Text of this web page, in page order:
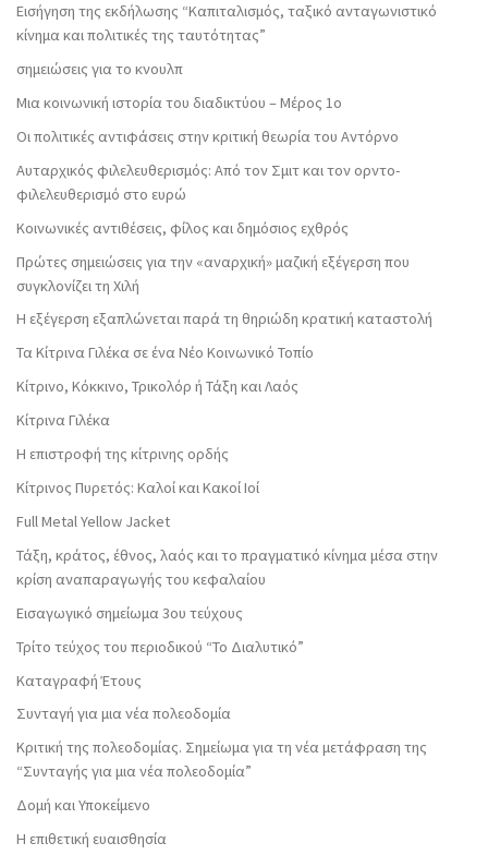
Εισήγηση της εκδήλωσης “Καπιταλισμός, ταξικό ανταγωνιστικό
κίνημα και πολιτικές της ταυτότητας”
σημειώσεις για το κνουλπ
Μια κοινωνική ιστορία του διαδικτύου – Μέρος 1ο
Οι πολιτικές αντιφάσεις στην κριτική θεωρία του Αντόρνο
Αυταρχικός φιλελευθερισμός: Από τον Σμιτ και τον ορντο-
φιλελευθερισμό στο ευρώ
Κοινωνικές αντιθέσεις, φίλος και δημόσιος εχθρός
Πρώτες σημειώσεις για την «αναρχική» μαζική εξέγερση που
συγκλονίζει τη Χιλή
Η εξέγερση εξαπλώνεται παρά τη θηριώδη κρατική καταστολή
Τα Κίτρινα Γιλέκα σε ένα Νέο Κοινωνικό Τοπίο
Κίτρινο, Κόκκινο, Τρικολόρ ή Τάξη και Λαός
Κίτρινα Γιλέκα
Η επιστροφή της κίτρινης ορδής
Κίτρινος Πυρετός: Καλοί και Κακοί Ιοί
Full Metal Yellow Jacket
Τάξη, κράτος, έθνος, λαός και το πραγματικό κίνημα μέσα στην
κρίση αναπαραγωγής του κεφαλαίου
Εισαγωγικό σημείωμα 3ου τεύχους
Τρίτο τεύχος του περιοδικού “Το Διαλυτικό”
Καταγραφή Έτους
Συνταγή για μια νέα πολεοδομία
Κριτική της πολεοδομίας. Σημείωμα για τη νέα μετάφραση της
“Συνταγής για μια νέα πολεοδομία”
Δομή και Υποκείμενο
Η επιθετική ευαισθησία